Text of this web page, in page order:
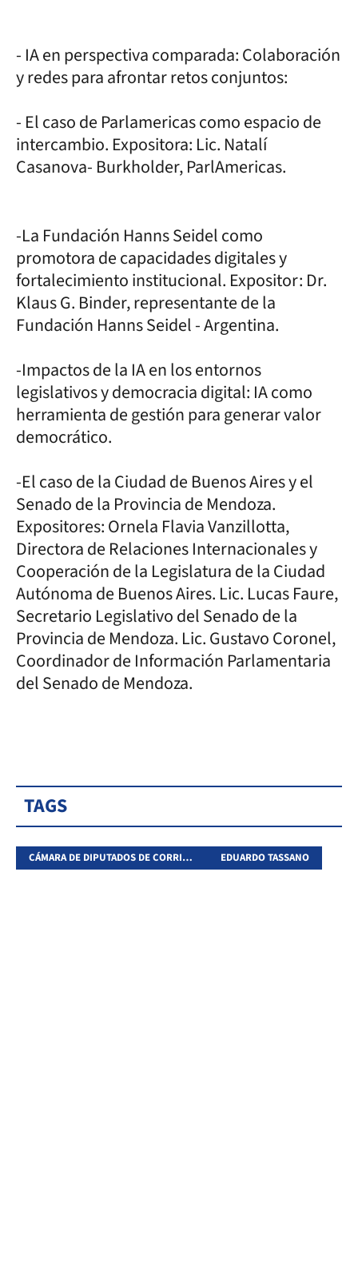
- IA en perspectiva comparada: Colaboración
y redes para afrontar retos conjuntos:
- El caso de Parlamericas como espacio de
intercambio. Expositora: Lic. Natalí
Casanova- Burkholder, ParlAmericas.
-La Fundación Hanns Seidel como
promotora de capacidades digitales y
fortalecimiento institucional. Expositor: Dr.
Klaus G. Binder, representante de la
Fundación Hanns Seidel - Argentina.
-Impactos de la IA en los entornos
legislativos y democracia digital: IA como
herramienta de gestión para generar valor
democrático.
-El caso de la Ciudad de Buenos Aires y el
Senado de la Provincia de Mendoza.
Expositores: Ornela Flavia Vanzillotta,
Directora de Relaciones Internacionales y
Cooperación de la Legislatura de la Ciudad
Autónoma de Buenos Aires. Lic. Lucas Faure,
Secretario Legislativo del Senado de la
Provincia de Mendoza. Lic. Gustavo Coronel,
Coordinador de Información Parlamentaria
del Senado de Mendoza.
TAGS
CÁMARA DE DIPUTADOS DE CORRIENTES EDUARDO TASSANO